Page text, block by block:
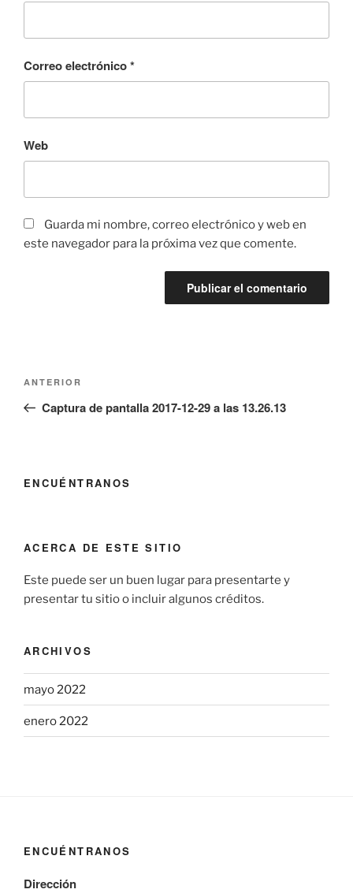
Correo electrónico*
Web
Guarda mi nombre, correo electrónico y web en
este navegador para la próxima vez que comente.
entradas
Entrada
anterior:
ANTERIOR
Captura de pantalla 2017-12-29 a las 13.26.13
ENCUÉNTRANOS
ACERCA DE ESTE SITIO
Este puede ser un buen lugar para presentarte y
presentar tu sitio o incluir algunos créditos.
ARCHIVOS
mayo 2022
enero 2022
ENCUÉNTRANOS
Dirección